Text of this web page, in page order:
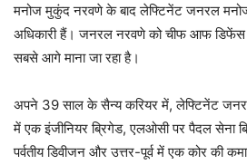
मनोज मुकुंद नरवणे के बाद लेफ्टिनेंट जनरल मनोज
अधिकारी हैं। जनरल नरवणे को चीफ आफ डिफेंस
सबसे आगे माना जा रहा है।
अपने 39 साल के सैन्य करियर में, लेफ्टिनेंट
में एक इंजीनियर ब्रिगेड, एलओसी पर पैदल सेना
पर्वतीय डिवीजन और उत्तर-पूर्व में एक कोर की